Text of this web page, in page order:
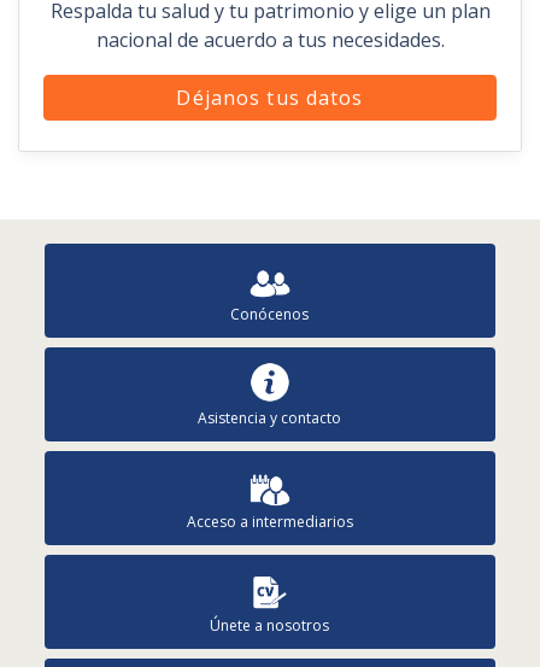
Conócenos
Asistencia y contacto
Acceso a intermediarios
Únete a nosotros